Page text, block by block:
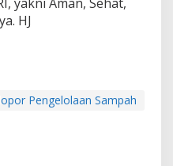
HJ
Pengelolaan Sampah